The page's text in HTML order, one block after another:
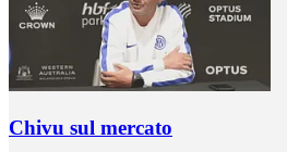
Chivu sul mercato